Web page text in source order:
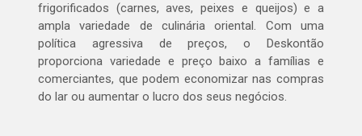
frigorificados (carnes, aves, peixes e queijos) e a
ampla variedade de culinária oriental. Com uma
política agressiva de preços, o Deskontão
proporciona variedade e preço baixo a famílias e
comerciantes, que podem economizar nas compras
do lar ou aumentar o lucro dos seus negócios.